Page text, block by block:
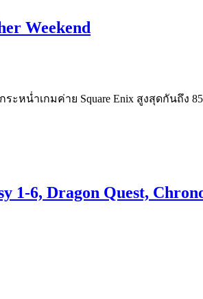
Weekend
ะหน่ำเกมค่าย Square Enix สูงสุดกันถึง
1-6, Dragon Quest,